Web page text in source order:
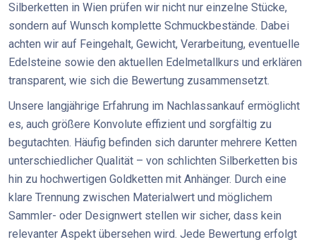
Silberketten in Wien prüfen wir nicht nur einzelne Stücke,
sondern auf Wunsch komplette Schmuckbestände. Dabei
achten wir auf Feingehalt, Gewicht, Verarbeitung, eventuelle
Edelsteine sowie den aktuellen Edelmetallkurs und erklären
transparent, wie sich die Bewertung zusammensetzt.
Unsere langjährige Erfahrung im Nachlassankauf ermöglicht
es, auch größere Konvolute effizient und sorgfältig zu
begutachten. Häufig befinden sich darunter mehrere Ketten
unterschiedlicher Qualität – von schlichten Silberketten bis
hin zu hochwertigen Goldketten mit Anhänger. Durch eine
klare Trennung zwischen Materialwert und möglichem
Sammler- oder Designwert stellen wir sicher, dass kein
relevanter Aspekt übersehen wird. Jede Bewertung erfolgt